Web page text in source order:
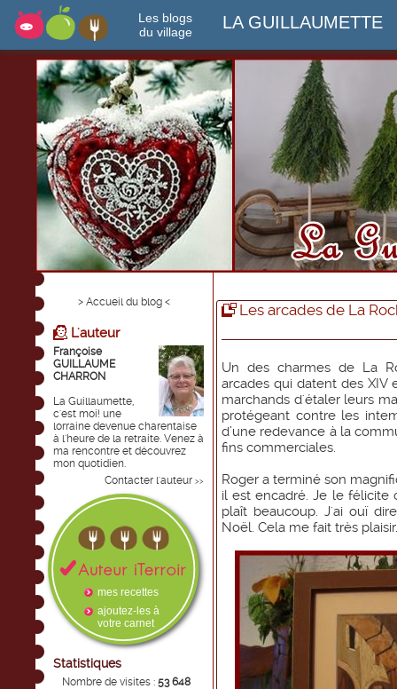
Les blogs
du village
LA GUILLAUMETTE
> Accueil du blog <
L'auteur
Françoise
GUILLAUME
CHARRON
La Guillaumette,
c'est moi! une
lorraine devenue charentaise
à l'heure de la retraite. Venez à
ma rencontre et découvrez
mon quotidien.
Contacter l'auteur >>
mes recettes
ajoutez-les à
votre carnet
Statistiques
Nombre de visites : 53 648
Les arcades de La
Un des charmes de La
arcades qui datent des XIV
marchands d'étaler leurs
protégeant contre les
d’une redevance à la
fins commerciales.
Roger a terminé son
il est encadré. Je le
plaît beaucoup. J'ai ouï
Noël. Cela me fait très plaisir.